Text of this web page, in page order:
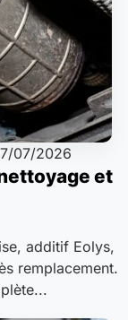
07/2026
et
additif Eolys,
remplacement.